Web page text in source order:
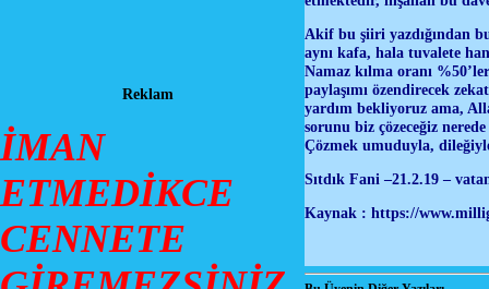
Reklam
İMAN
ETMEDİKCE
CENNETE
Akif bu şiiri yazdığından
aynı kafa, hala tuvalete
Namaz kılma oranı
paylaşımı özendirecek
yardım bekliyoruz ama,
sorunu biz çözeceğiz
Çözmek umuduyla,
Sıtdık Fani –21.2.19 –
Kaynak : https://